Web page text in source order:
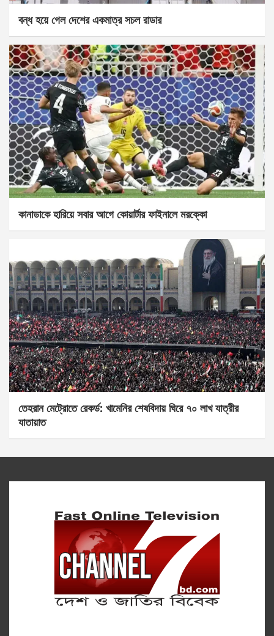
বন্ধ হয়ে গেল দেশের একমাত্র সচল রাডার
কানাডাকে হারিয়ে সবার আগে কোয়ার্টার ফাইনালে মরক্কো
তেহরান মেট্রোতে রেকর্ড: খামেনির শেষবিদায় ঘিরে ৭০ লাখ যাত্রীর
যাতায়াত